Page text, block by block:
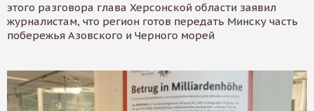
этого разговора глава Херсонской области заявил
журналистам, что регион готов передать Минску часть
побережья Азовского и Черного морей